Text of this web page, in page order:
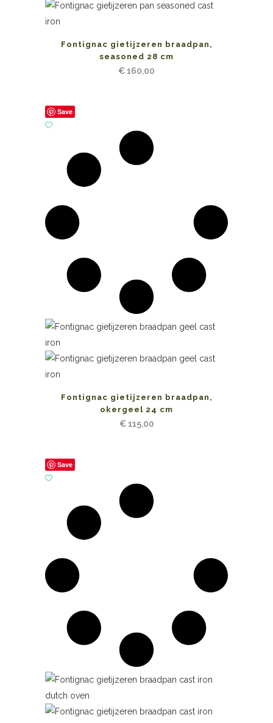
Fontignac gietijzeren braadpan,
seasoned 28 cm
€160,00
Save
Fontignac gietijzeren braadpan,
okergeel 24 cm
€115,00
Save